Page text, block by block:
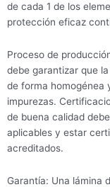
de cada 1 de los
protección eficaz
Proceso de
debe garantizar que
de forma homogénea
impurezas.
de buena calidad
aplicables y estar
acreditados.
Garantía: Una lámina